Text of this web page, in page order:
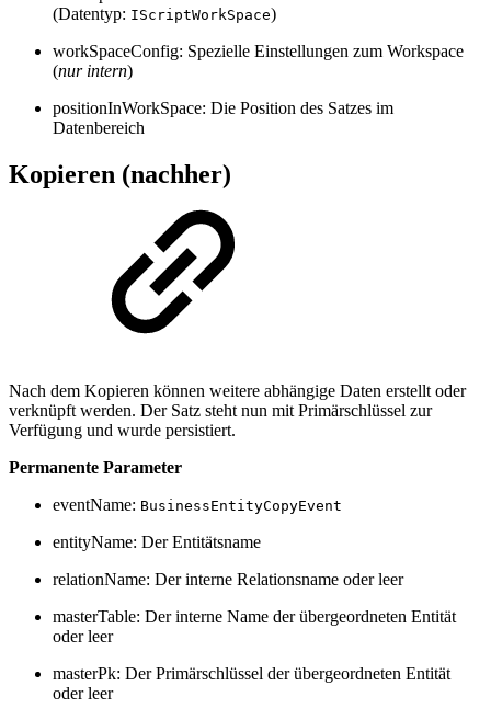
(Datentyp: IScriptWorkSpace)
workSpaceConfig: Spezielle Einstellungen zum Workspace
(nur intern)
positionInWorkSpace: Die Position des Satzes im
Datenbereich
Kopieren (nachher)
Nach dem Kopieren können weitere abhängige Daten erstellt oder
verknüpft werden. Der Satz steht nun mit Primärschlüssel zur
Verfügung und wurde persistiert.
Permanente Parameter
eventName: BusinessEntityCopyEvent
entityName: Der Entitätsname
relationName: Der interne Relationsname oder leer
masterTable: Der interne Name der übergeordneten Entität
oder leer
masterPk: Der Primärschlüssel der übergeordneten Entität
oder leer